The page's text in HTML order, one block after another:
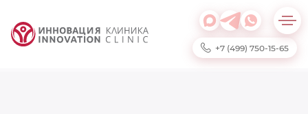
+7 (499) 750-15-65